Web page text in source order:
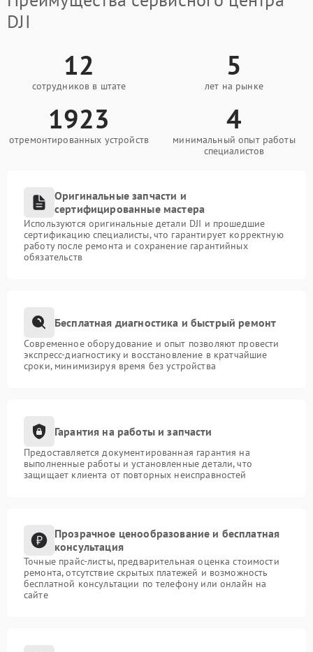
DJI
12
сотрудников в штате
5
лет на рынке
1923
отремонтированных устройств
4
минимальный опыт работы
специалистов
Оригинальные запчасти и
сертифицированные мастера
Используются оригинальные детали DJI и прошедшие
сертификацию специалисты, что гарантирует корректную
работу после ремонта и сохранение гарантийных
обязательств
Бесплатная диагностика и быстрый ремонт
Современное оборудование и опыт позволяют провести
экспресс-диагностику и восстановление в кратчайшие
сроки, минимизируя время без устройства
Гарантия на работы и запчасти
Предоставляется документированная гарантия на
выполненные работы и установленные детали, что
защищает клиента от повторных неисправностей
Прозрачное ценообразование и бесплатная
консультация
Точные прайс-листы, предварительная оценка стоимости
ремонта, отсутствие скрытых платежей и возможность
бесплатной консультации по телефону или онлайн на
сайте